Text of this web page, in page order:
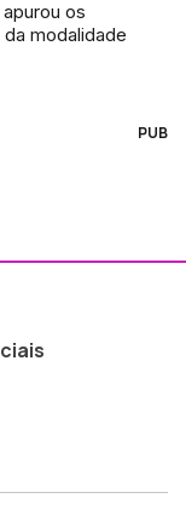
os
modalidade
PUB
ao